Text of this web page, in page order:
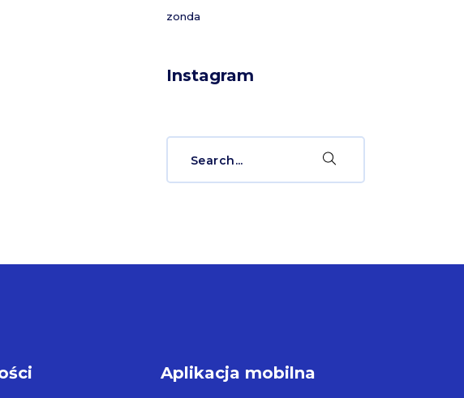
zonda
Instagram
Aplikacja mobilna